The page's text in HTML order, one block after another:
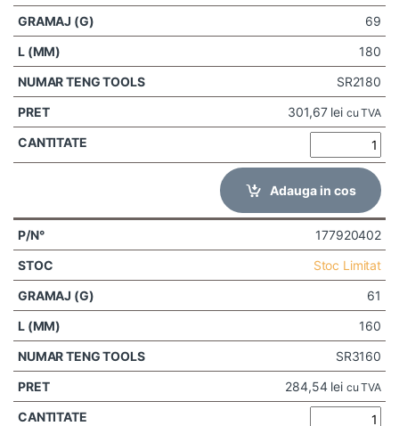
69
180
SR2180
301,67 lei cu TVA
Adauga in cos
177920402
Stoc Limitat
61
160
SR3160
284,54 lei cu TVA